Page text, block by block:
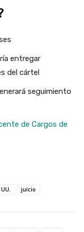
entregar
del cártel
seguimiento
de Cargos de
UU. juicio